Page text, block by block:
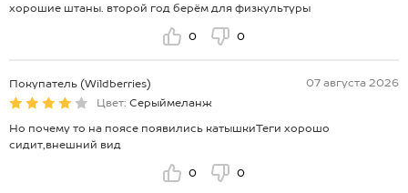
хорошие штаны. второй год берём для физкультуры
0 0
Покупатель (Wildberries)
07 августа 2026
Цвет: Серыймеланж
Но почему то на поясе появились катышкиТеги хорошо
сидит,внешний вид
0 0